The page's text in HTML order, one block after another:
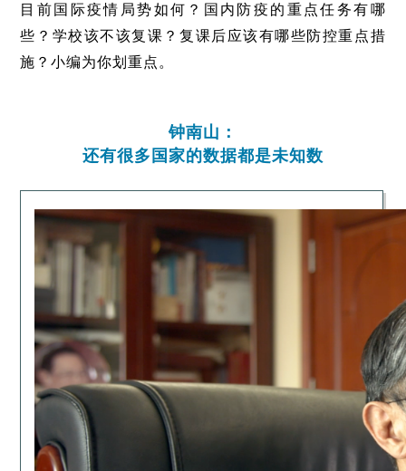
目前国际疫情局势如何？国内防疫的重点任务有哪
些？学校该不该复课？复课后应该有哪些防控重点措
施？小编为你划重点。
钟南山：
还有很多国家的数据都是未知数